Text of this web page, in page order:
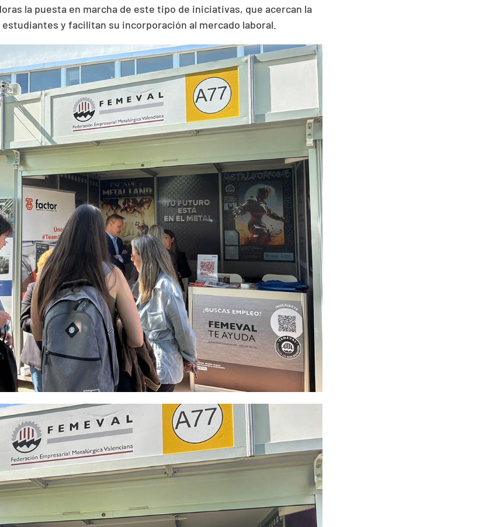
la puesta en marcha de este tipo de iniciativas, que acercan la
y facilitan su incorporación al mercado laboral.